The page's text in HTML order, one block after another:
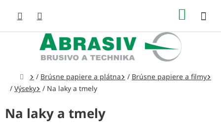
obsah
Domov
/ Brúsne papiere a plátna / Brúsne papiere a filmy
/ Výseky / Na laky a tmely
Na laky a tmely